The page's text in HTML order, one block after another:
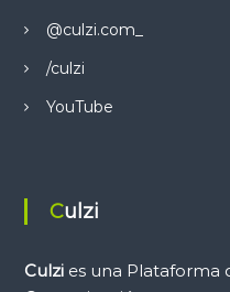
n
d
e
n
@culzi.com_
/culzi
YouTube
Culzi
Culzi es una Plataforma